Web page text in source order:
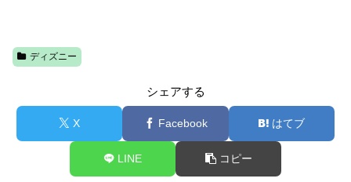
ディズニー
シェアする
X Facebook はてブ
LINE コピー